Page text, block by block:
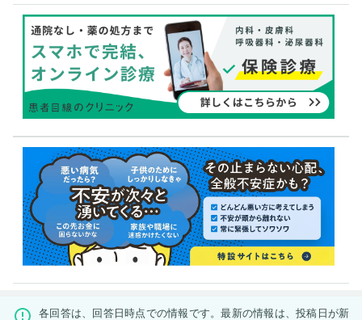
各回答は、回答日時点での情報です。最新の情報は、投稿日が新